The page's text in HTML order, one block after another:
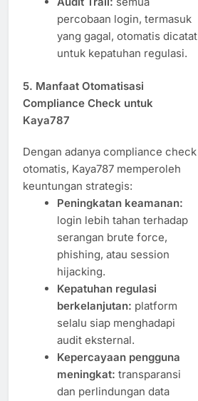
percobaan login, termasuk
yang gagal, otomatis dicatat
untuk kepatuhan regulasi.
5. Manfaat Otomatisasi
Compliance Check untuk
Kaya787
Dengan adanya compliance check
otomatis, Kaya787 memperoleh
keuntungan strategis:
Peningkatan keamanan:
login lebih tahan terhadap
serangan brute force,
phishing, atau session
hijacking.
Kepatuhan regulasi
berkelanjutan: platform
selalu siap menghadapi
audit eksternal.
Kepercayaan pengguna
meningkat: transparansi
dan perlindungan data